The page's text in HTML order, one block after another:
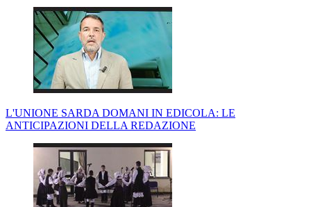
L'UNIONE SARDA DOMANI IN EDICOLA: LE
ANTICIPAZIONI DELLA REDAZIONE